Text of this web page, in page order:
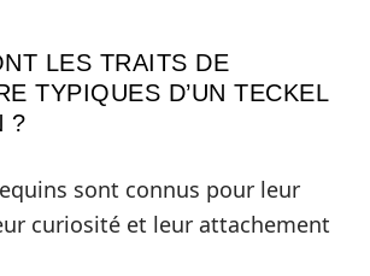
LES TRAITS DE
TYPIQUES D’UN TECKEL
?
sont connus pour leur
curiosité et leur attachement